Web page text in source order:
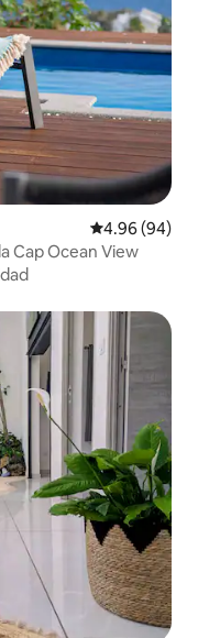
Calificación
4.96 (94)
Cap Ocean View